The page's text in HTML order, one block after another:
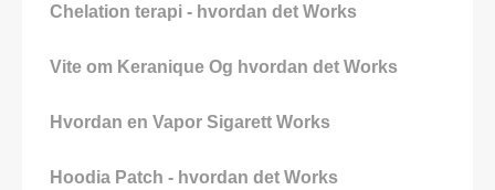
Chelation terapi - hvordan det Works
Vite om Keranique Og hvordan det Works
Hvordan en Vapor Sigarett Works
Hoodia Patch - hvordan det Works